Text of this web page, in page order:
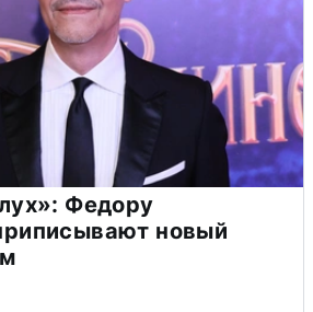
Федору
новый